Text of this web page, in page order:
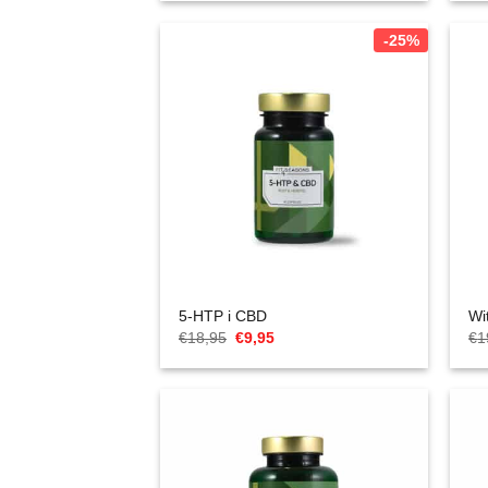
-25%
5-HTP i CBD
€18,95 Cena
wynosiła:
€9,95Aktualna
to:
€